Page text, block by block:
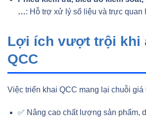
…: Hỗ trợ xử lý số liệu và trực quan
Lợi ích vượt trội khi
QCC
Việc triển khai QCC mang lại chuỗi giá
✅ Nâng cao chất lượng sản phẩm,